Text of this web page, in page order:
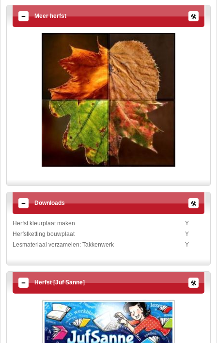
Meer herfst
Downloads
Herfst kleurplaat maken
Y
Herfstketting bouwplaat
Y
Lesmateriaal verzamelen: Takkenwerk
Y
Herfst [Juf Sanne]